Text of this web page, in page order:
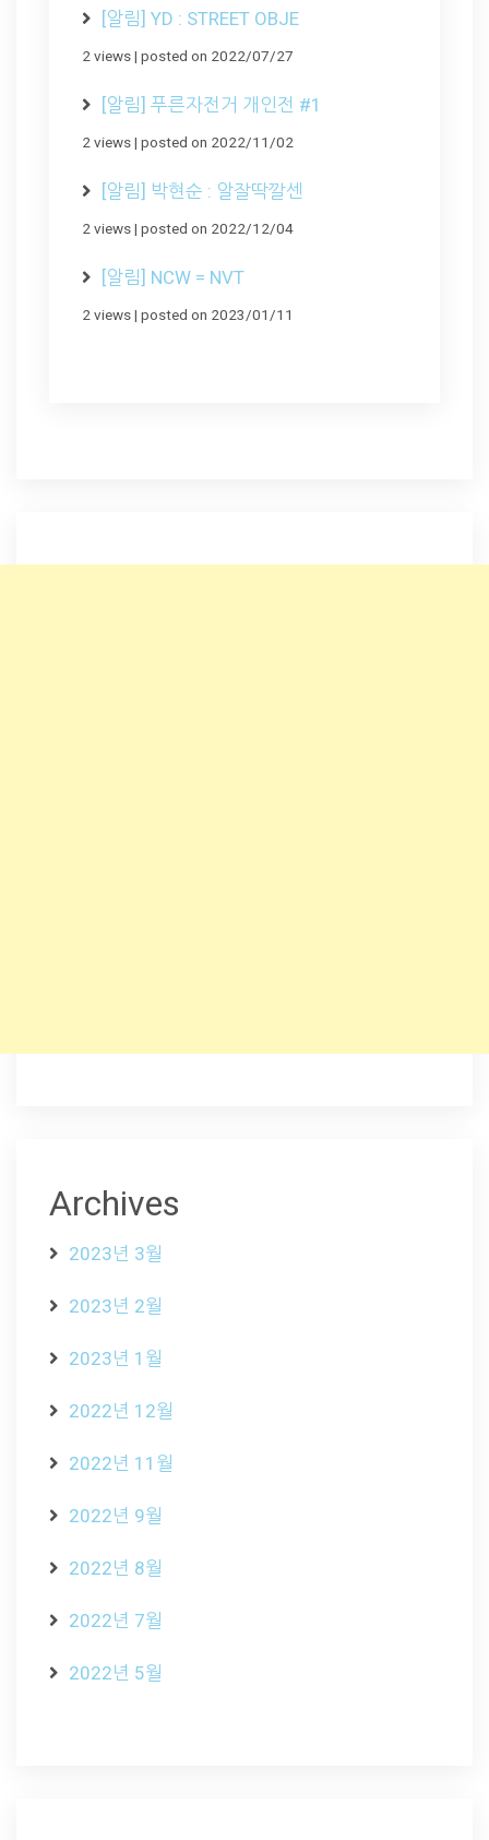
[알림] YD : STREET OBJE
2 views| posted on 2022/07/27
[알림] 푸른자전거 개인전 #1
2 views| posted on 2022/11/02
[알림] 박현순 : 알잘딱깔센
2 views| posted on 2022/12/04
[알림] NCW = NVT
2 views| posted on 2023/01/11
Archives
2023년 3월
2023년 2월
2023년 1월
2022년 12월
2022년 11월
2022년 9월
2022년 8월
2022년 7월
2022년 5월